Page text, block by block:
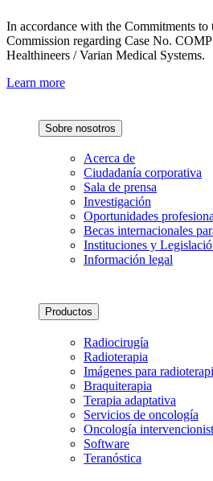
In accordance with the Commitments to
Commission regarding Case No.
Healthineers / Varian Medical Systems.
Learn more
Sobre nosotros
Acerca de
Ciudadanía corporativa
Sala de prensa
Investigación
Oportunidades
Becas internacionales
Instituciones y
Información legal
Productos
Radiocirugía
Radioterapia
Imágenes para
Braquiterapia
Terapia adaptativa
Servicios de oncología
Oncología
Software
Teranóstica